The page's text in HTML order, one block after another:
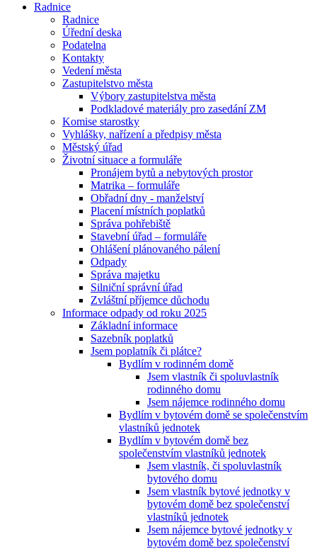
Radnice
Radnice
Úřední deska
Podatelna
Kontakty
Vedení města
Zastupitelstvo města
Výbory zastupitelstva města
Podkladové materiály pro zasedání ZM
Komise starostky
Vyhlášky, nařízení a předpisy města
Městský úřad
Životní situace a formuláře
Pronájem bytů a nebytových prostor
Matrika – formuláře
Obřadní dny - manželství
Placení místních poplatků
Správa pohřebiště
Stavební úřad – formuláře
Ohlášení plánovaného pálení
Odpady
Správa majetku
Silniční správní úřad
Zvláštní příjemce důchodu
Informace odpady od roku 2025
Základní informace
Sazebník poplatků
Jsem poplatník či plátce?
Bydlím v rodinném domě
Jsem vlastník či spoluvlastník
rodinného domu
Jsem nájemce rodinného domu
Bydlím v bytovém domě se společenstvím
vlastníků jednotek
Bydlím v bytovém domě bez
společenstvím vlastníků jednotek
Jsem vlastník, či spoluvlastník
bytového domu
Jsem vlastník bytové jednotky v
bytovém domě bez společenství
vlastníků jednotek
Jsem nájemce bytové jednotky v
bytovém domě bez společenství